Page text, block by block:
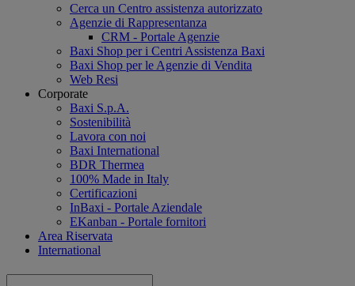
Cerca un Centro assistenza autorizzato
Agenzie di Rappresentanza
CRM - Portale Agenzie
Baxi Shop per i Centri Assistenza Baxi
Baxi Shop per le Agenzie di Vendita
Web Resi
Corporate
Baxi S.p.A.
Sostenibilità
Lavora con noi
Baxi International
BDR Thermea
100% Made in Italy
Certificazioni
InBaxi - Portale Aziendale
EKanban - Portale fornitori
Area Riservata
International